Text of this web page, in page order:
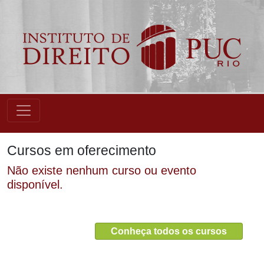
Cursos em oferecimento
Não existe nenhum curso ou evento
disponível.
Conheça todos os cursos